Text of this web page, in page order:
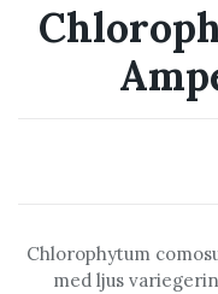
Chlorophytum
med ljus